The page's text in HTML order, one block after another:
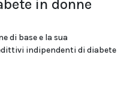
in donne
di base e la sua
indipendenti di diabete